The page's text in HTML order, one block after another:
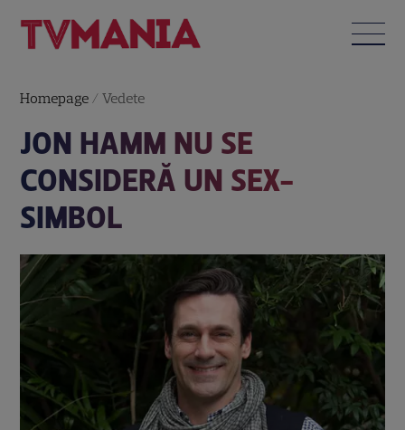
Homepage /Vedete
JON HAMM NU SE
CONSIDERĂ UN SEX-
SIMBOL